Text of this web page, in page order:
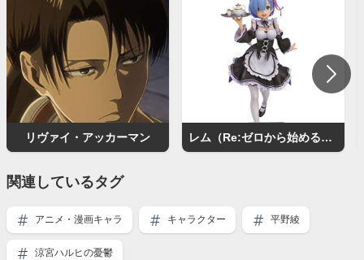
リヴァイ・アッカーマン レム（Re:ゼロから始める異世界生活）
関連しているタグ
アニメ・漫画キャラ キャラクター 平野綾
涼宮ハルヒの憂鬱